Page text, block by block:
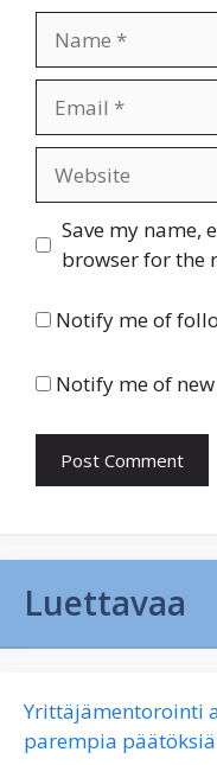
Save my name,
browser for the
Notify me of
Notify me of
Luettavaa
Yrittäjämentorointi
parempia päätöksiä